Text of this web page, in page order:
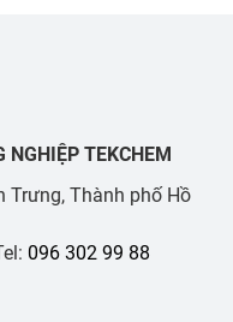
NGHIỆP TEKCHEM
Trưng, Thành phố Hồ
096 302 99 88